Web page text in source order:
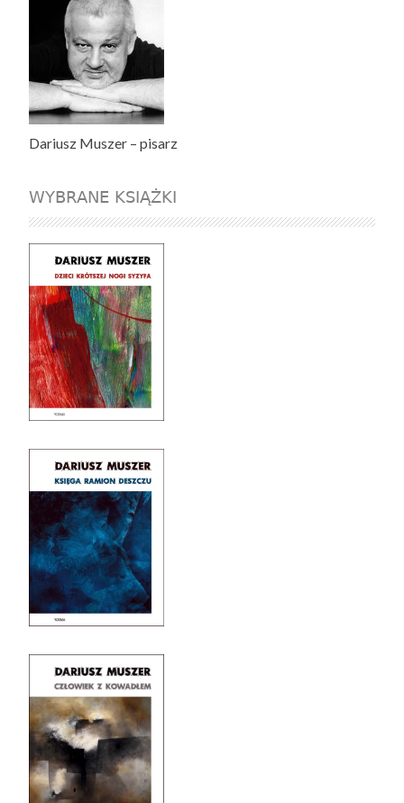
Dariusz Muszer – pisarz
WYBRANE KSIĄŻKI